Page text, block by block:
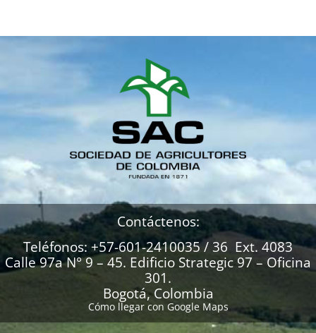
Contáctenos:
Teléfonos: +57-601-2410035 / 36 Ext. 4083
Calle 97a N° 9 – 45. Edificio Strategic 97 – Oficina
301.
Bogotá, Colombia
Cómo llegar con Google Maps